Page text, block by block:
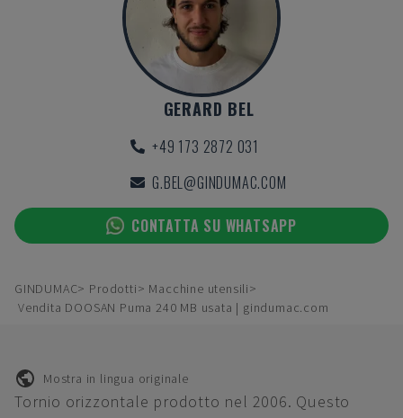
GERARD BEL
+49 173 2872 031
G.BEL@GINDUMAC.COM
CONTATTA SU WHATSAPP
GINDUMAC Prodotti
Macchine utensili
Vendita DOOSAN Puma 240 MB usata | gindumac.com
Mostra in lingua originale
Tornio orizzontale prodotto nel 2006. Questo